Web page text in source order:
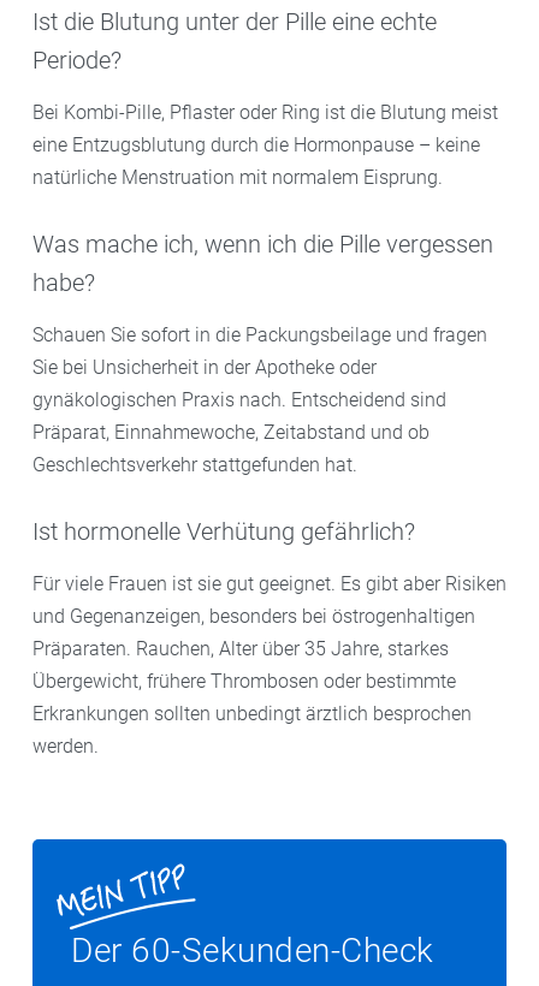
Ist die Blutung unter der Pille eine echte
Periode?
Bei Kombi-Pille, Pflaster oder Ring ist die Blutung meist
eine Entzugsblutung durch die Hormonpause – keine
natürliche Menstruation mit normalem Eisprung.
Was mache ich, wenn ich die Pille vergessen
habe?
Schauen Sie sofort in die Packungsbeilage und fragen
Sie bei Unsicherheit in der Apotheke oder
gynäkologischen Praxis nach. Entscheidend sind
Präparat, Einnahmewoche, Zeitabstand und ob
Geschlechtsverkehr stattgefunden hat.
Ist hormonelle Verhütung gefährlich?
Für viele Frauen ist sie gut geeignet. Es gibt aber Risiken
und Gegenanzeigen, besonders bei östrogenhaltigen
Präparaten. Rauchen, Alter über 35 Jahre, starkes
Übergewicht, frühere Thrombosen oder bestimmte
Erkrankungen sollten unbedingt ärztlich besprochen
werden.
Der 60-Sekunden-Check